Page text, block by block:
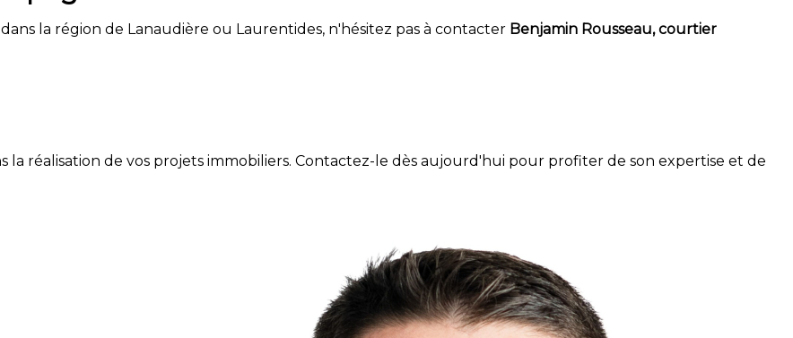
la région de Lanaudière ou Laurentides, n'hésitez pas à contacter Benjamin Rousseau, courtier
la réalisation de vos projets immobiliers. Contactez-le dès aujourd'hui pour profiter de son expertise et de